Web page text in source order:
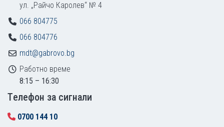
ул. „Райчо Каролев“ № 4
066 804775
066 804776
mdt@gabrovo.bg
Работно време
8:15 – 16:30
Tелефон за сигнали
0700 144 10